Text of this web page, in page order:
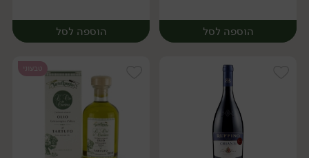
הוספה לסל הוספה לסל
טבעוני